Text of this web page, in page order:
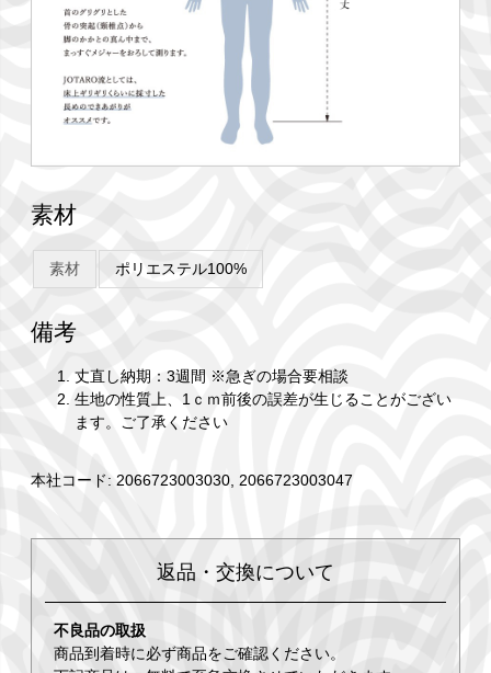
素材
素材 ポリエステル100%
備考
丈直し納期：3週間 ※急ぎの場合要相談
生地の性質上、1ｃｍ前後の誤差が生じることがござい
ます。ご了承ください
本社コード: 2066723003030, 2066723003047
返品・交換について
不良品の取扱
商品到着時に必ず商品をご確認ください。